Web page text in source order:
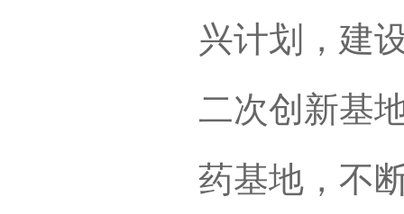
兴计划，建
二次创新基
药基地，不